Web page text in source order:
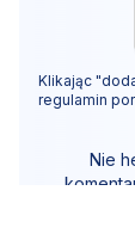
Klikając
regulamin
Nie